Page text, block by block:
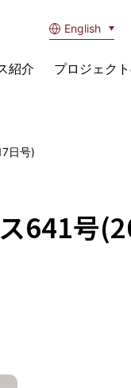
English
紹介 プロジェク
日号)
641号